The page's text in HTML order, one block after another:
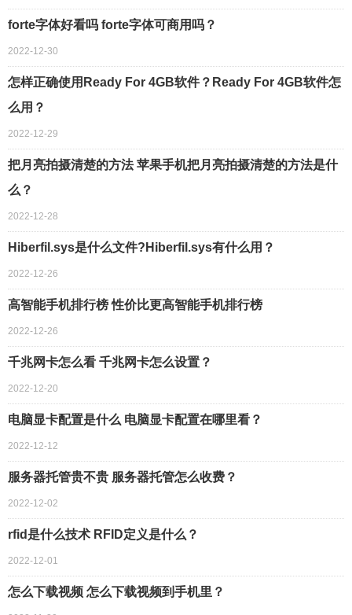
forte字体好看吗 forte字体可商用吗？
2022-12-30
怎样正确使用Ready For 4GB软件？Ready For 4GB软件怎
么用？
2022-12-29
把月亮拍摄清楚的方法 苹果手机把月亮拍摄清楚的方法是什
么？
2022-12-28
Hiberfil.sys是什么文件?Hiberfil.sys有什么用？
2022-12-26
高智能手机排行榜 性价比更高智能手机排行榜
2022-12-26
千兆网卡怎么看 千兆网卡怎么设置？
2022-12-20
电脑显卡配置是什么 电脑显卡配置在哪里看？
2022-12-12
服务器托管贵不贵 服务器托管怎么收费？
2022-12-02
rfid是什么技术 ​RFID定义是什么？
2022-12-01
怎么下载视频 怎么下载视频到手机里？